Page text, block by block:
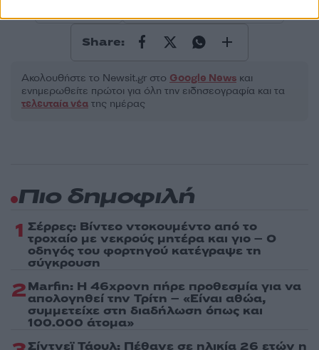
Share:
Ακολουθήστε το Νewsit.gr στο Google News και
ενημερωθείτε πρώτοι για όλη την ειδησεογραφία και τα
τελευταία νέα της ημέρας
Πιο δημοφιλή
1 Σέρρες: Βίντεο ντοκουμέντο από το
τροχαίο με νεκρούς μητέρα και γιο – Ο
οδηγός του φορτηγού κατέγραψε τη
σύγκρουση
2Marfin: Η 46χρονη πήρε προθεσμία για να
απολογηθεί την Τρίτη – «Είναι αθώα,
συμμετείχε στη διαδήλωση όπως και
100.000 άτομα»
Σίντνεϊ Τάουλ: Πέθανε σε ηλικία 26 ετών η